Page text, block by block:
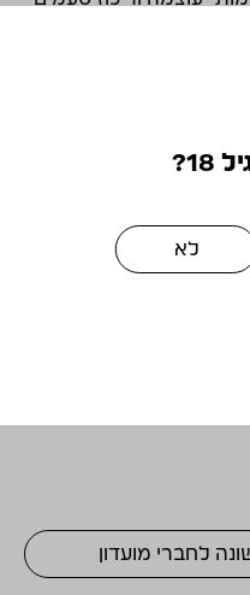
לא
– שמונה שנים
ביקב ויתקין שעתידו עדיין